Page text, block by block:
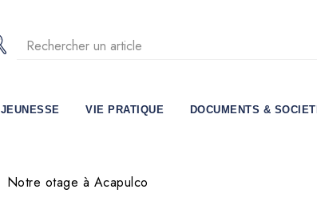
JEUNESSE VIE PRATIQUE DOCUMENTS &
Notre otage à Acapulco